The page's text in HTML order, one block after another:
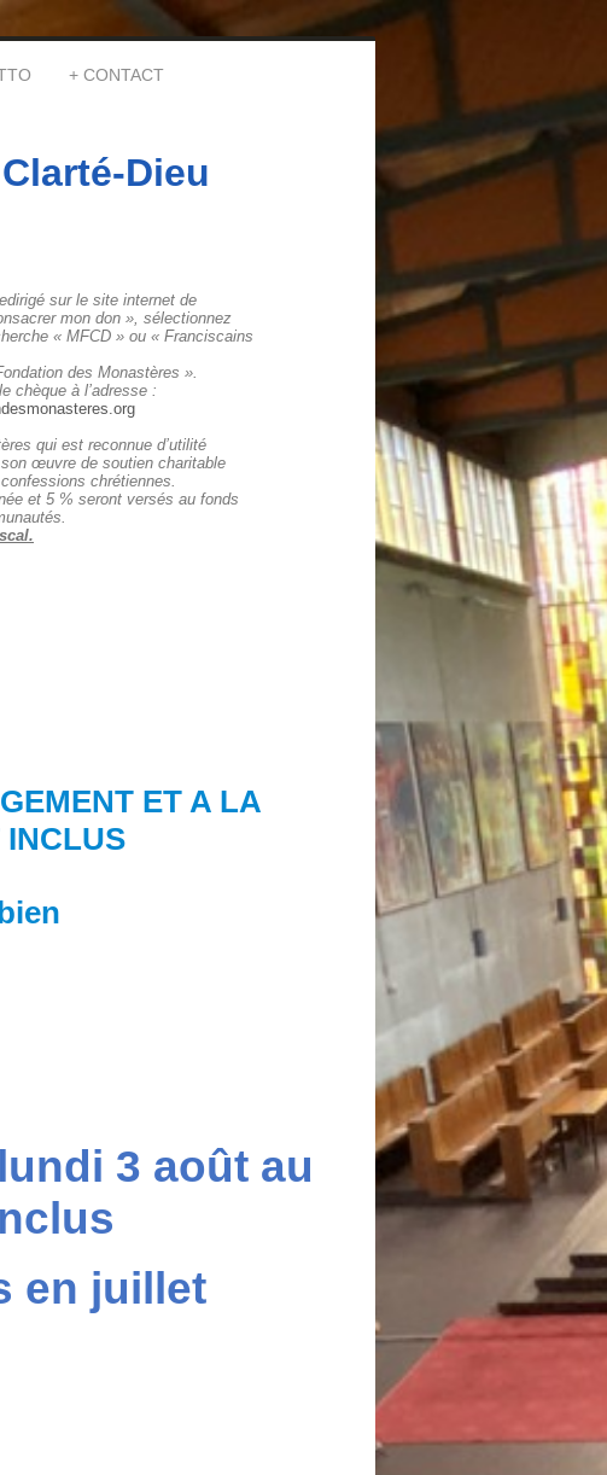
CONTACT
Dieu
sur le site internet de
mon don », sélectionnez
« MFCD » ou « Franciscains
des Monastères ».
chèque à l’adresse :
qui est reconnue d’utilité
œuvre de soutien charitable
chrétiennes.
et 5 % seront versés au fonds
ET A LA
INCLUS
3 août au
en juillet